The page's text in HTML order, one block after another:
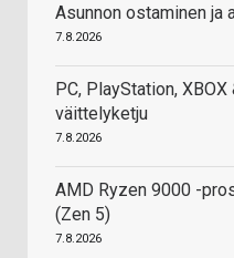
Asunnon ostaminen ja
7.8.2026
PC, PlayStation,
väittelyketju
7.8.2026
AMD Ryzen 9000 -
(Zen 5)
7.8.2026